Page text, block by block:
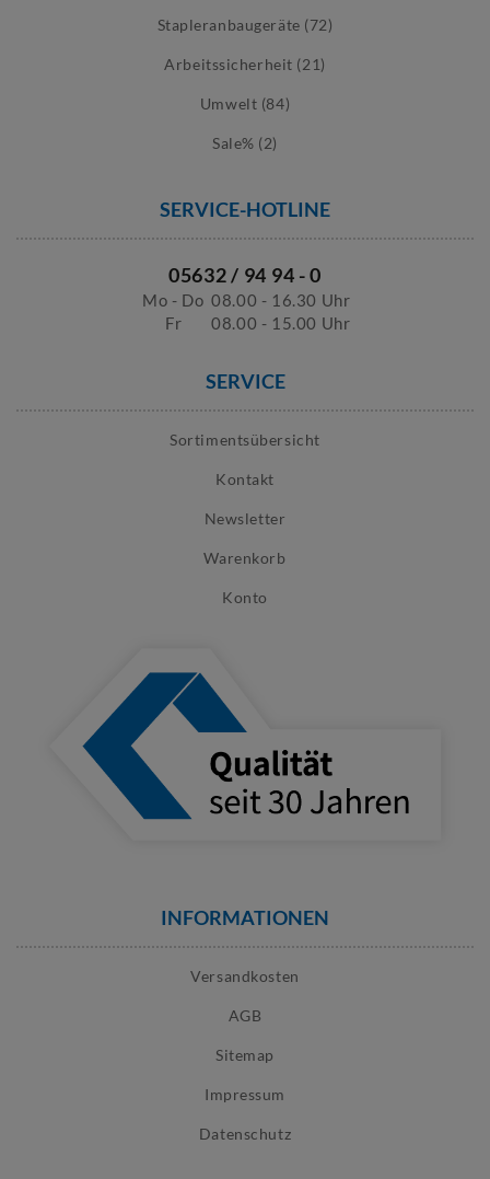
Stapleranbaugeräte (72)
Arbeitssicherheit (21)
Umwelt (84)
Sale% (2)
SERVICE-HOTLINE
05632 / 94 94 - 0
Mo - Do 08.00 - 16.30 Uhr
Fr
08.00 - 15.00 Uhr
SERVICE
Sortimentsübersicht
Kontakt
Newsletter
Warenkorb
Konto
INFORMATIONEN
Versandkosten
AGB
Sitemap
Impressum
Datenschutz